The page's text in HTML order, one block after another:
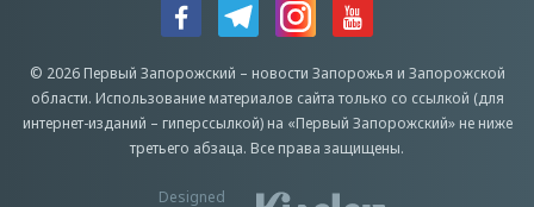
© 2026 Первый Запорожский – новости Запорожья и Запорожской
области. Использование материалов сайта только со ссылкой (для
интернет-изданий – гиперссылкой) на «Первый Запорожский» не ниже
третьего абзаца. Все права защищены.
Designed